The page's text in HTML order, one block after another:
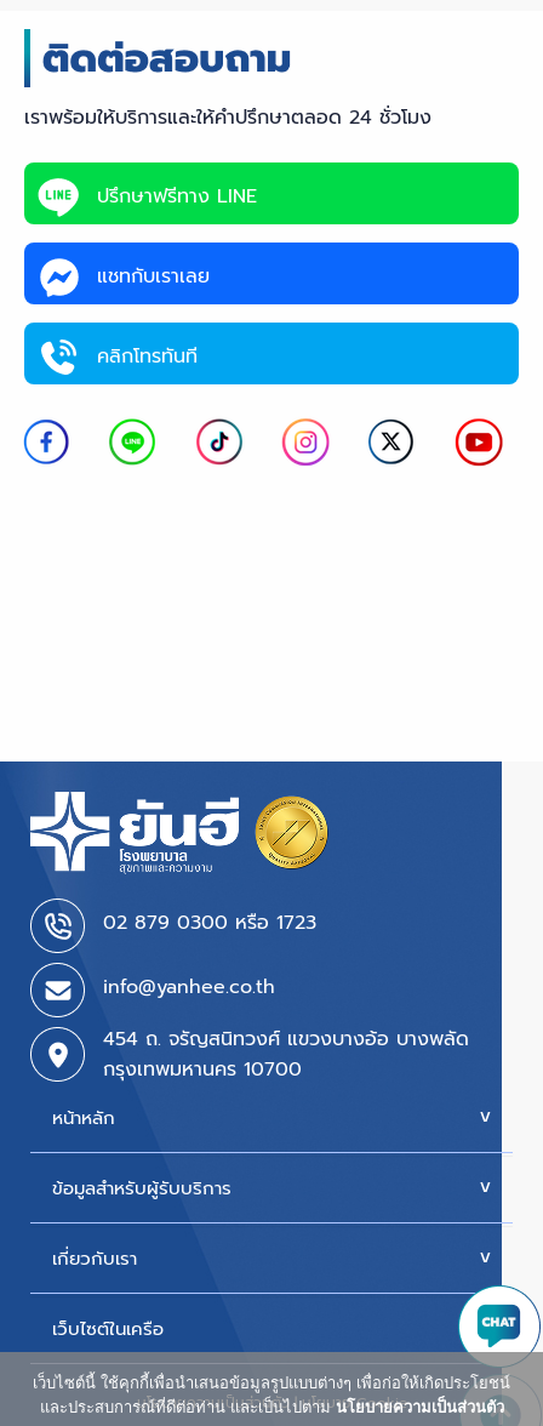
เราพร้อมให้บริการและให้คำปรึกษาตลอด 24 ชั่วโมง
ปรึกษาฟรีทาง LINE
แชทกับเราเลย
คลิกโทรทันที
02 879 0300 หรือ 1723
info@yanhee.co.th
454 ถ. จรัญสนิทวงศ์ แขวงบางอ้อ บางพลัด
กรุงเทพมหานคร 10700
หน้าหลัก
บริการของเรา
ข้อมูลสำหรับผู้รับบริการ
นัดหมายแพทย์
สิทธิเบิกตรงข้าราชการ
ห้องพักผู้ป่วยใน
เกี่ยวกับเรา
ประวัติโรงพยาบาล
วิสัยทัศน์และพันธกิจ
เว็บไซต์ในเครือ
ศูนย์ผู้สูงอายุยันฮีนโยบายความเป็นส่วนตัว|นโยบาย Cookie
เว็บไซต์นี้ ใช้คุกกี้เพื่อนำเสนอข้อมูลรูปแบบต่างๆ เพื่อก่อให้เกิดประโยชน์
และประสบการณ์ที่ดีต่อท่าน และเป็นไปตามนโยบายความเป็นส่วนตัว